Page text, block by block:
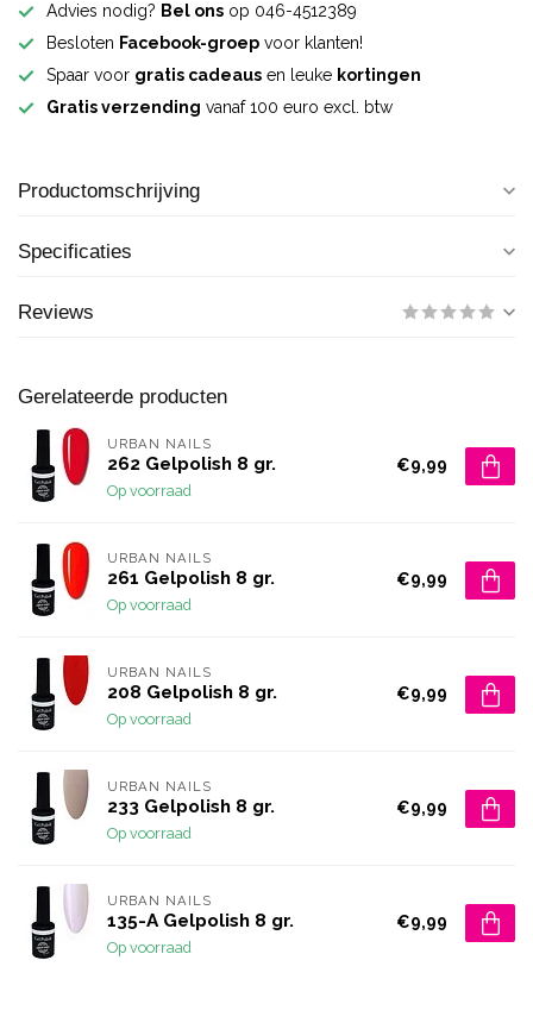
Advies nodig? Bel ons op 046-4512389
Besloten Facebook-groep voor klanten!
Spaar voor gratis cadeaus en leuke kortingen
Gratis verzending vanaf 100 euro excl. btw
Productomschrijving
Specificaties
Reviews
Gerelateerde producten
URBAN NAILS
262 Gelpolish 8 gr.
Op voorraad
€9,99
URBAN NAILS
261 Gelpolish 8 gr.
Op voorraad
€9,99
URBAN NAILS
208 Gelpolish 8 gr.
Op voorraad
€9,99
URBAN NAILS
233 Gelpolish 8 gr.
Op voorraad
€9,99
URBAN NAILS
135-A Gelpolish 8 gr.
Op voorraad
€9,99